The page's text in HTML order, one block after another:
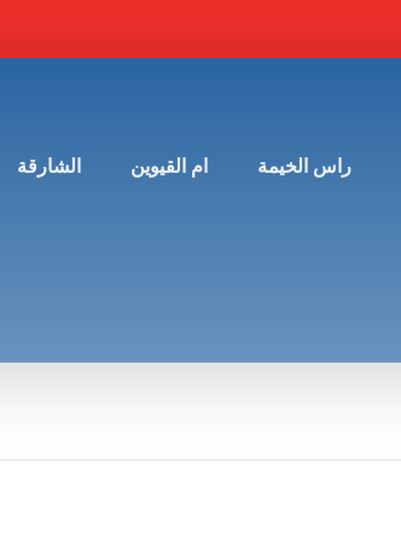
راس الخيمة ام القيوين الشارقة